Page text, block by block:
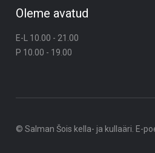
Oleme avatud
E-L 10.00 - 21.00
P 10.00 - 19.00
© Salman Šois kella- ja kullaäri. E-